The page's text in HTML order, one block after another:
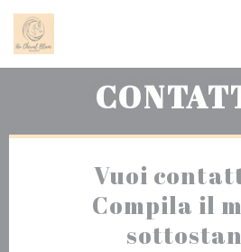
Vuoi
Compila il